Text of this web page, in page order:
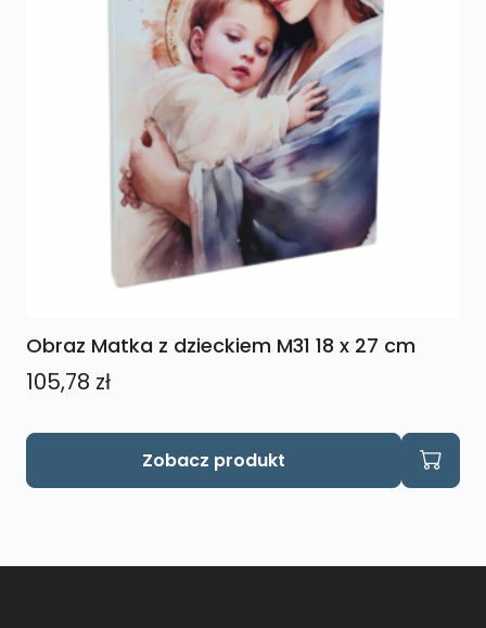
Obraz Matka z dzieckiem M31 18 x 27 cm
105,78 zł
Zobacz produkt